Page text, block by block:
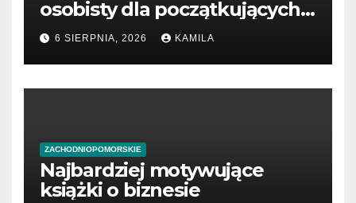
osobisty dla początkujących
przedsiębiorców
6 SIERPNIA, 2026 KAMILA
ZACHODNIOPOMORSKIE
Najbardziej motywujące
książki o biznesie